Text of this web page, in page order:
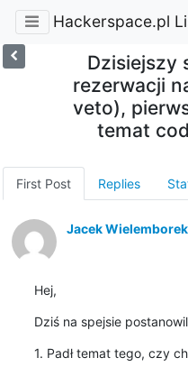
Hackerspace.pl
Dzisiejszy
rezerwacji
veto),
temat
First Post Replies
Jacek Wielemborek
Hej,
Dziś na spejsie
1. Padł temat tego, czy